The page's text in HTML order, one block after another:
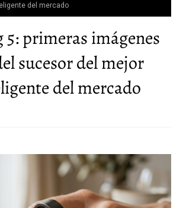
del mercado
5: primeras imágenes
sucesor del mejor
del mercado